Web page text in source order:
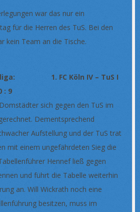
war das nur ein
für die Herren des TuS. Bei den
kein Team an die Tische.
1. FC Köln IV – TuS I
sich gegen den TuS im
Dementsprechend
Aufstellung und der TuS trat
mit einem ungefährdeten Sieg die
Hennef ließ gegen
und führt die Tabelle weiterhin
an. Will Wickrath noch eine
besitzen, muss im